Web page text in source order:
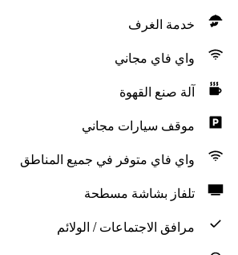
خدمة الغرف
واي فاي مجاني
آلة صنع القهوة
موقف سيارات مجاني
واي فاي متوفر في جميع المناطق
تلفاز بشاشة مسطحة
مرافق الاجتماعات / الولائم